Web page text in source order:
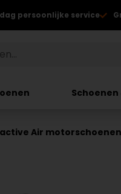
dag persoonlijke service
Air motorschoenen